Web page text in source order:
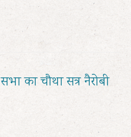
सभा का चौथा सत्र नैरोबी